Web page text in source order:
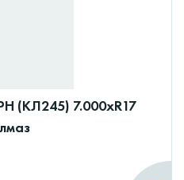
(КЛ245) 7.000xR17